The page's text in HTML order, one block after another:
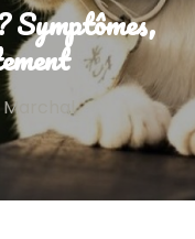
Symptômes,